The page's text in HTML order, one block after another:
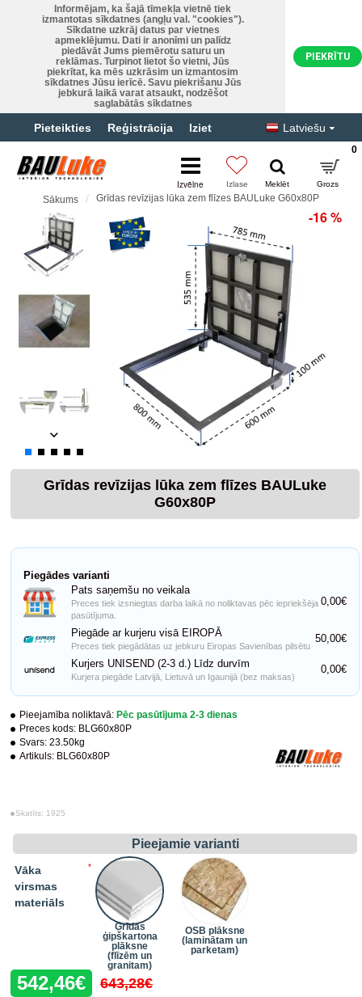
Informējam, ka šajā tīmekļa vietnē tiek
izmantotas sīkdatnes (angļu val. "cookies").
Sīkdatne uzkrāj datus par vietnes
apmeklējumu. Dati ir anonīmi un palīdz
piedāvāt Jums piemērotu saturu un
reklāmas. Turpinot lietot šo vietni, Jūs
piekrītat, ka mēs uzkrāsim un izmantosim
sīkdatnes Jūsu ierīcē. Savu piekrišanu Jūs
jebkurā laikā varat atsaukt, nodzēšot
saglabātās sīkdatnes
PIEKRĪTU
Pieteikties Reģistrācija Iziet Latviešu
0
Sākums Grīdas revīzijas lūka zem flīzes BAULuke G60x80P
-16 %
Grīdas revīzijas lūka zem flīzes BAULuke
G60x80P
Pieejamība noliktavā: Pēc pasūtījuma 2-3 dienas
Preces kods: BLG60x80P
Svars: 23.50kg
Artikuls: BLG60x80P
Skatīts: 1925
542,46€ 643,28€
Pieejamie varianti
Vāka
virsmas
materiāls
Grīdas
ģipškartona
plāksne
(flīzēm un
granitam)
OSB plāksne
(laminātam un
parketam)
Piegādes varianti
Pats saņemšu no veikala
Preces tiek izsniegtas darba laikā no noliktavas pēc iepriekšēja
pasūtījuma.
0,00€
Piegāde ar kurjeru visā EIROPĀ
Preces tiek piegādātas uz jebkuru Eiropas Savienības pilsētu
50,00€
Kurjers UNISEND (2-3 d.) Līdz durvīm
Kurjera piegāde Latvijā, Lietuvā un Igaunijā (bez maksas)
0,00€